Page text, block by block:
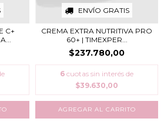
C+
ENVÍO GRATIS
CREMA EXTRA NUTRITIVA PRO
60+ | TIMEXPER...
$237.780,00
6 cuotas sin interés de
$39.630,00